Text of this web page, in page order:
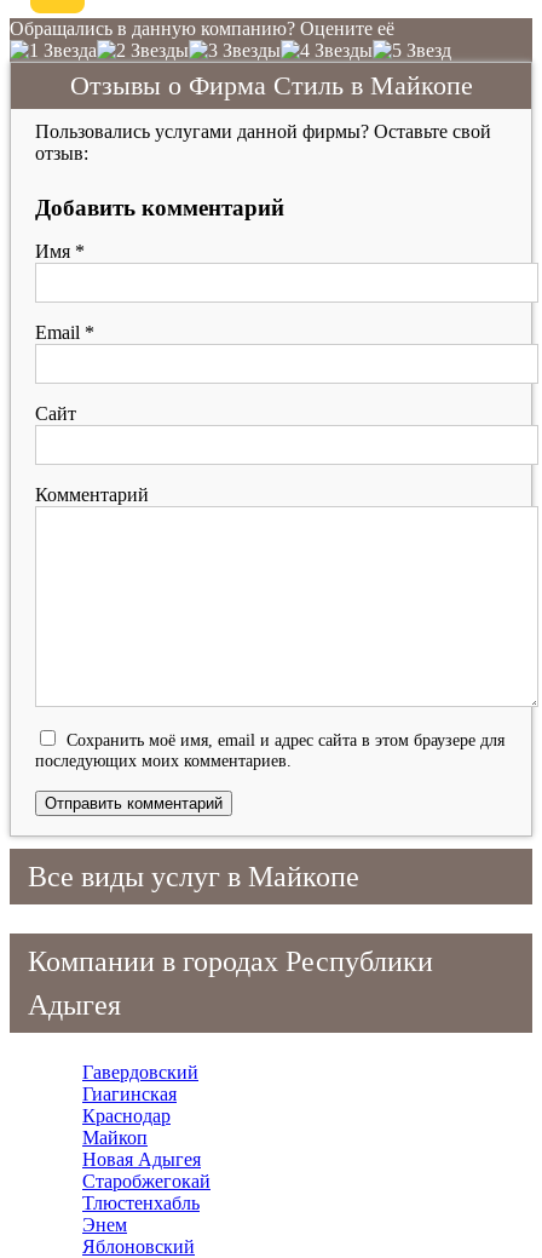
Обращались в данную компанию? Оцените её
Отзывы о Фирма Стиль в Майкопе
Пользовались услугами данной фирмы? Оставьте свой
отзыв:
Добавить комментарий
Имя *
Email *
Сайт
Комментарий
Сохранить моё имя, email и адрес сайта в этом браузере для
последующих моих комментариев.
Все виды услуг в Майкопе
Компании в городах Республики
Адыгея
Гавердовский
Гиагинская
Краснодар
Майкоп
Новая Адыгея
Старобжегокай
Тлюстенхабль
Энем
Яблоновский